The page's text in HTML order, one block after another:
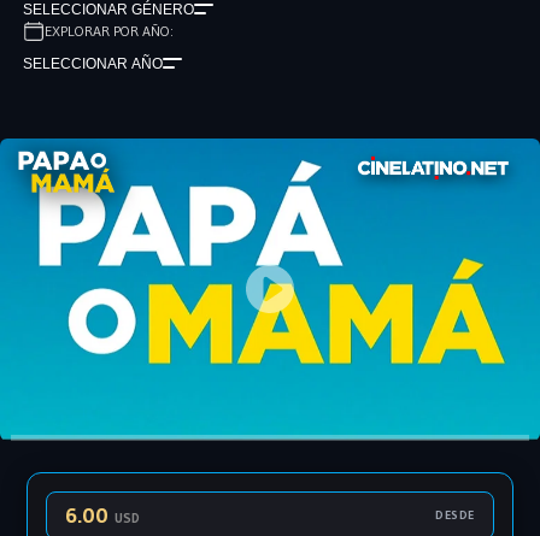
SELECCIONAR GÉNERO
EXPLORAR POR AÑO:
SELECCIONAR AÑO
6.00USD DESDE